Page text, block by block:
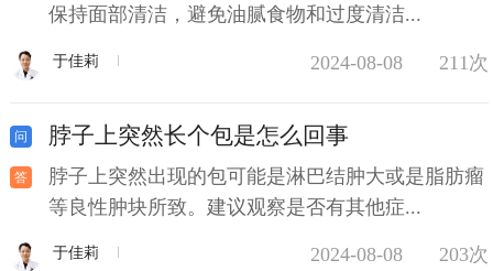
保持面部清洁，避免油腻食物和过度清洁...
于佳莉 2024-08-08 211次
脖子上突然长个包是怎么回事
脖子上突然出现的包可能是淋巴结肿大或是脂肪瘤
等良性肿块所致。建议观察是否有其他症...
于佳莉 2024-08-08 203次